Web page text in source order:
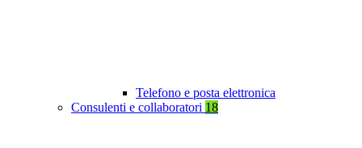
Telefono e posta elettronica
Consulenti e collaboratori 18